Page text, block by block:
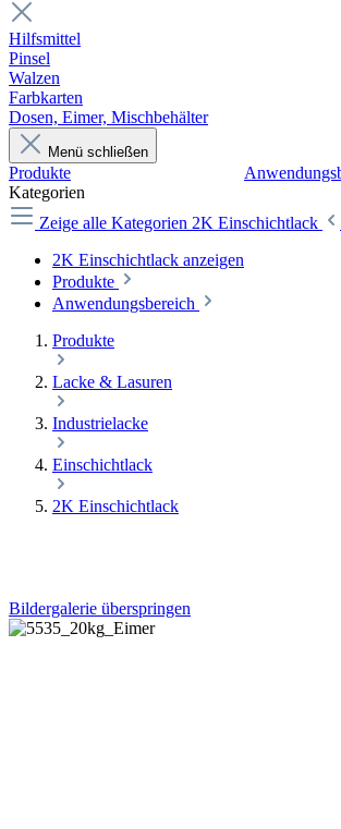
Hilfsmittel
Pinsel
Walzen
Farbkarten
Dosen, Eimer, Mischbehälter
Menü schließen
Produkte
Kategorien
Zeige alle Kategorien 2K Einschichtlack
2K Einschichtlack anzeigen
Produkte
Anwendungsbereich
Produkte
Lacke & Lasuren
Industrielacke
Einschichtlack
2K Einschichtlack
Bildergalerie überspringen